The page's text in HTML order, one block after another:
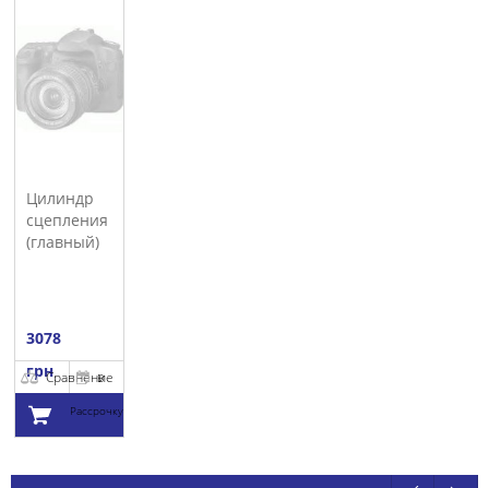
Цилиндр
сцепления
(главный)
3078
грнСравнение
В
Рассрочку